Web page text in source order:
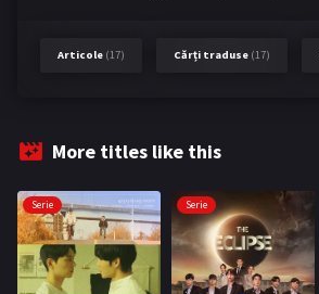
Articole (17) Cărți traduse (17)
More titles like this
Serie Serie